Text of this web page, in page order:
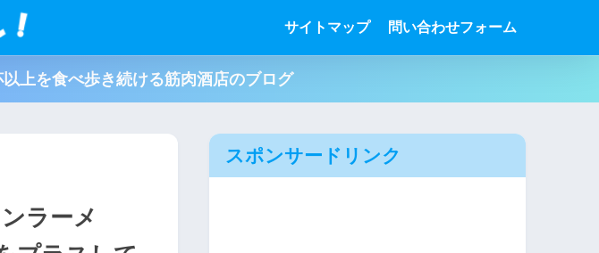
サイトマップ 問い合わせフォーム
上を食べ歩き続ける筋肉酒店のブログ
ラーメ
スポンサードリンク